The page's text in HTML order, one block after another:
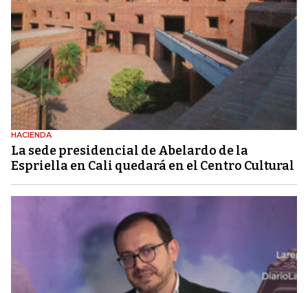
HACIENDA
La sede presidencial de Abelardo de la
Espriella en Cali quedará en el Centro Cultural